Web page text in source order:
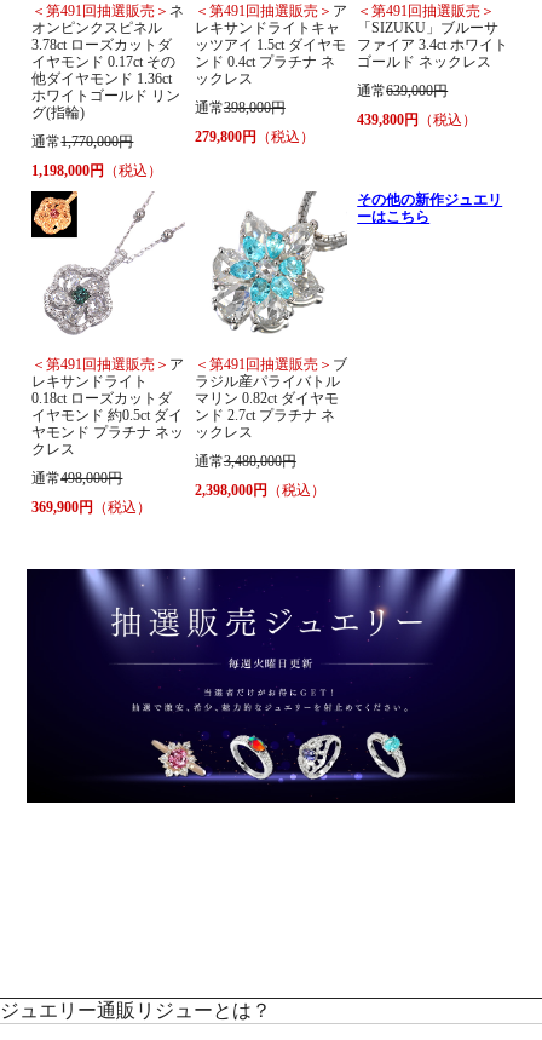
＜第491回抽選販売＞ ネ
オンピンクスピネル
3.78ct ローズカットダ
イヤモンド 0.17ct その
他ダイヤモンド 1.36ct
ホワイトゴールド リン
グ(指輪)
通常1,770,000円
1,198,000円 （税込）
＜第491回抽選販売＞ ア
レキサンドライトキャ
ッツアイ 1.5ct ダイヤモ
ンド 0.4ct プラチナ ネ
ックレス
通常398,000円
279,800円 （税込）
＜第491回抽選販売＞
「SIZUKU」ブルーサ
ファイア 3.4ct ホワイト
ゴールド ネックレス
通常639,000円
439,800円 （税込）
＜第491回抽選販売＞ ア
レキサンドライト
0.18ct ローズカットダ
イヤモンド 約0.5ct ダイ
ヤモンド プラチナ ネッ
クレス
通常498,000円
369,900円 （税込）
＜第491回抽選販売＞ ブ
ラジル産パライバトル
マリン 0.82ct ダイヤモ
ンド 2.7ct プラチナ ネ
ックレス
通常3,480,000円
2,398,000円 （税込）
その他の新作ジュエリ
ーはこちら
ジュエリー通販リジューとは？